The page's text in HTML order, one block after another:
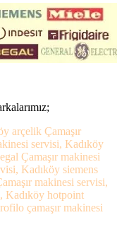
arçelik Çamaşır
servisi, Kadıköy
Çamaşır makinesi
Kadıköy siemens
makinesi servisi,
Kadıköy hotpoint
çamaşır makinesi